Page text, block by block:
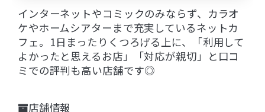
インターネットやコミックのみならず、カラオ
ケやホームシアターまで充実しているネットカ
フェ。1日まったりくつろげる上に、「利用して
よかったと思えるお店」「対応が親切」と口コ
ミでの評判も高い店舗です◎
店舗情報